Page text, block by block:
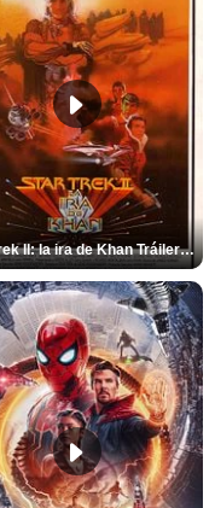
Star Trek II: la ira de Khan Tráiler VO